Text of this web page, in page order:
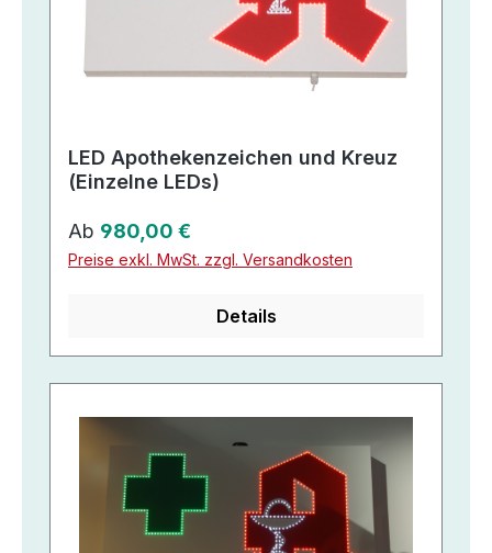
LED Apothekenzeichen und Kreuz
(Einzelne LEDs)
Regulärer Preis:
Ab 980,00 €
Preise exkl. MwSt. zzgl. Versandkosten
Details